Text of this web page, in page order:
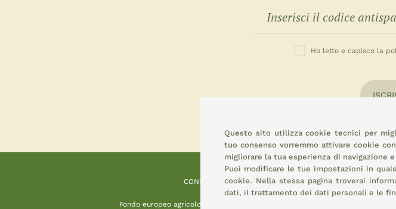
Ho letto e capisco la
CONSEMI
Fondo europeo agricolo per lo sviluppo rurale:
Questo sito utilizza cookie tecnici per
tuo consenso vorremmo attivare cookie
migliorare la tua esperienza di
Puoi modificare le tue impostazioni in
cookie. Nella stessa pagina troverai
dati, il trattamento dei dati personali e le